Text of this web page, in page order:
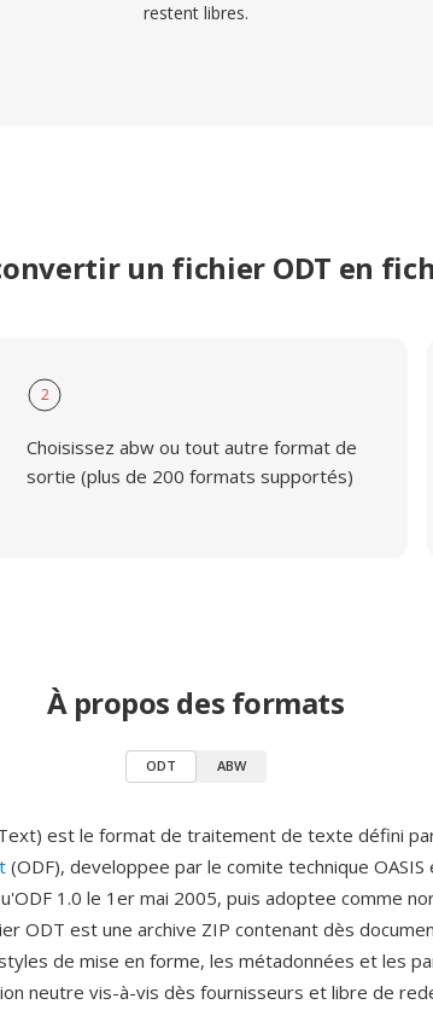
restent libres.
un fichier ODT en
2
Choisissez abw ou tout autre format de
sortie (plus de 200 formats supportés)
À propos des formats
ODT ABW
est le format de traitement de texte défini
(ODF), developpee par le comite technique
1.0 le 1er mai 2005, puis adoptee comme
ODT est une archive ZIP contenant dès
de mise en forme, les métadonnées et les
neutre vis-à-vis dès fournisseurs et libre de